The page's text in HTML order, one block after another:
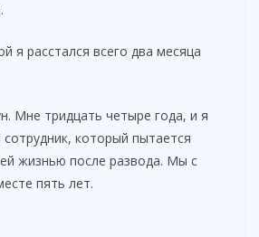
я расстался всего два месяца
Мне тридцать четыре года, и я
который пытается
жизнью после развода. Мы с
пять лет.